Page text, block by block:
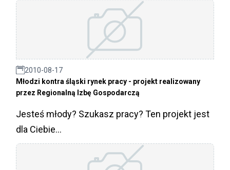
2010-08-17
Młodzi kontra śląski rynek pracy - projekt realizowany
przez Regionalną Izbę Gospodarczą
Jesteś młody? Szukasz pracy? Ten projekt jest
dla Ciebie...